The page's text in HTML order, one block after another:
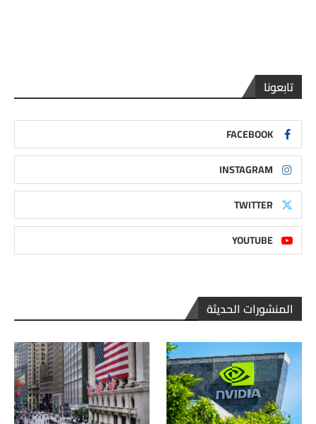
تابعونا
FACEBOOK
INSTAGRAM
TWITTER
YOUTUBE
المنشورات الحديثة